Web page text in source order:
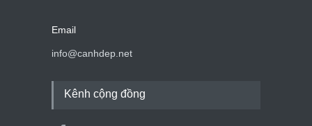
Email
info@canhdep.net
Kênh cộng đồng